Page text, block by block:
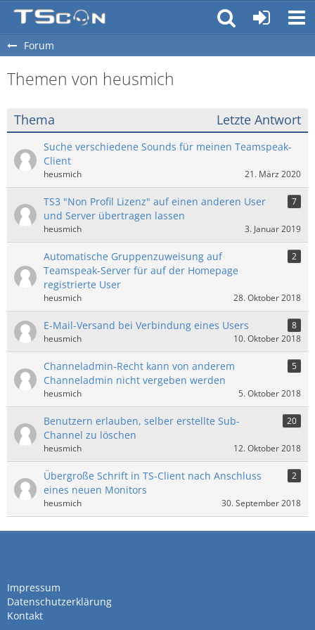
Forum
Themen von heusmich
Thema Letzte Antwort
Suche verschiedene Sounds für meinen Teamspeak-
Client
heusmich 21. März 2020
TS3 "Non Profil Lizenz" auf einen anderen User
und Server übertragen lassen
7
heusmich 3. Januar 2019
Automatische Gruppenzuweisung auf
Teamspeak-Server für auf der Homepage
registrierte User
2
heusmich 28. Oktober 2018
E-Mail-Versand bei Verbindung eines Users
8
heusmich
10. Oktober 2018
Channeladmin-Recht kann von anderem
Channeladmin nicht vergeben werden
5
heusmich 5. Oktober 2018
Benutzern erlauben, selber erstellte Sub-
Channel zu löschen
20
heusmich 12. Oktober 2018
Übergroße Schrift in TS-Client nach Anschluss
eines neuen Monitors
2
heusmich 30. September 2018
Impressum
Datenschutzerklärung
Kontakt